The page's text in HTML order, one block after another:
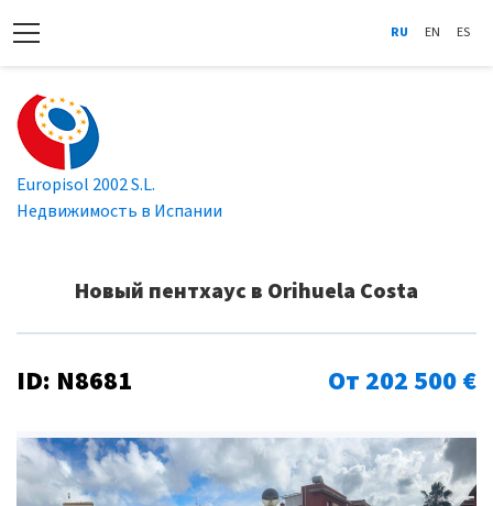
RU EN ES
Europisol 2002 S.L.
Недвижимость в Испании
Новый пентхаус в Orihuela Costa
ID: N8681 От 202 500 €